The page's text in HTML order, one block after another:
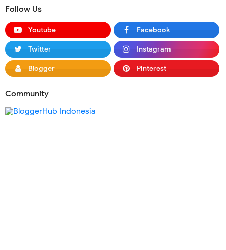
Follow Us
Youtube Facebook
Twitter Instagram
Blogger Pinterest
Community